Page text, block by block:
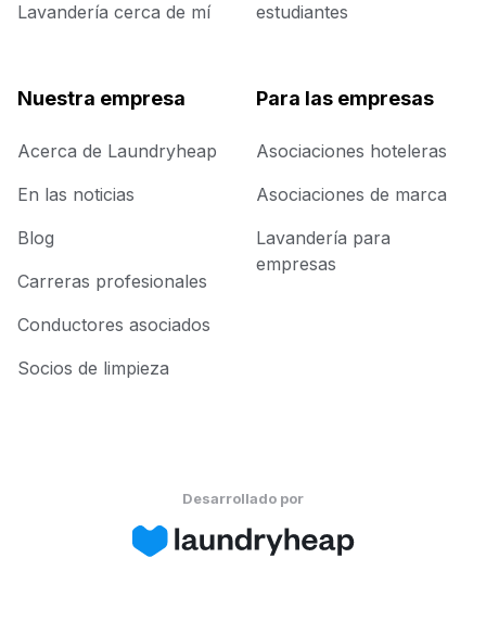
Lavandería cerca de mí
estudiantes
Nuestra empresa
Acerca de Laundryheap
En las noticias
Blog
Carreras profesionales
Conductores asociados
Socios de limpieza
Para las empresas
Asociaciones hoteleras
Asociaciones de marca
Lavandería para
empresas
Desarrollado por